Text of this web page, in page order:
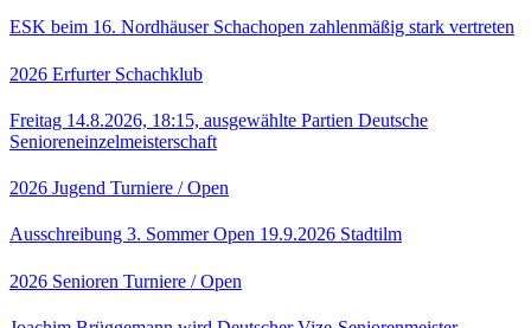
ESK beim 16. Nordhäuser Schachopen zahlenmäßig stark vertreten
2026 Erfurter Schachklub
Freitag 14.8.2026, 18:15, ausgewählte Partien Deutsche
Senioreneinzelmeisterschaft
2026 Jugend Turniere / Open
Ausschreibung 3. Sommer Open 19.9.2026 Stadtilm
2026 Senioren Turniere / Open